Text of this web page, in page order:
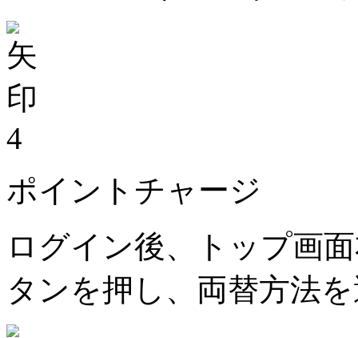
4
ポイントチャージ
ログイン後、トップ画
タンを押し、両替方法